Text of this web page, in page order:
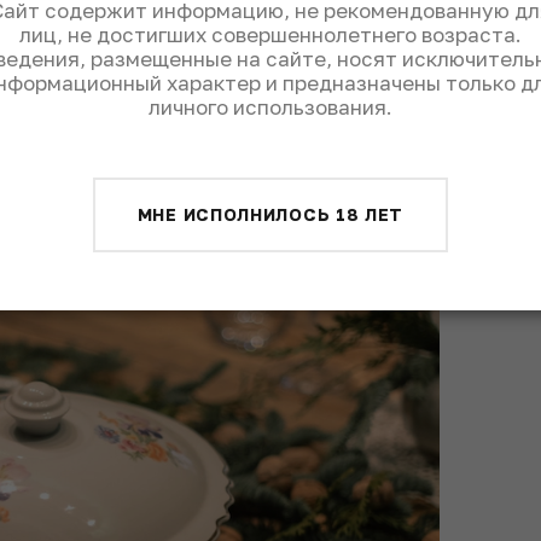
содержит информацию, не рекомендованную
лиц, не достигших совершеннолетнего возраста.
размещенные на сайте, носят
характер и предназначены только
личного использования.
МНЕ ИСПОЛНИЛОСЬ 18 ЛЕТ